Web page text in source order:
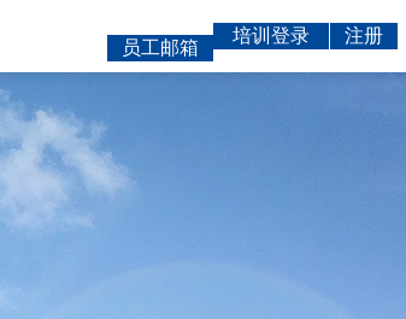
员工邮箱
培训登录 注册